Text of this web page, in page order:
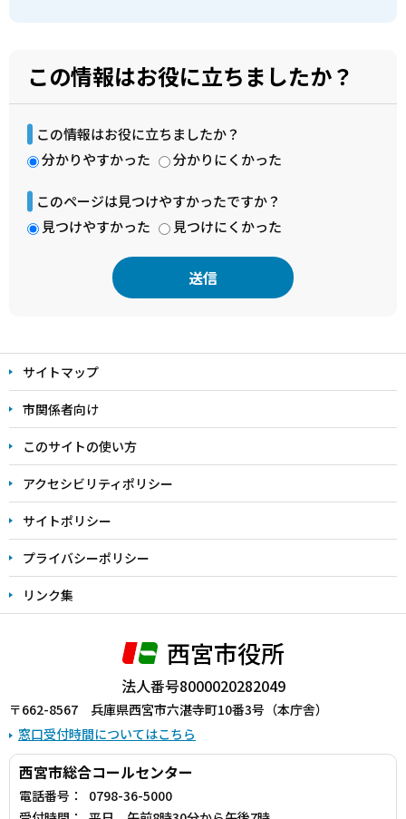
この情報はお役に立ちましたか？
この情報はお役に立ちましたか？
分かりやすかった
分かりにくかった
このページは見つけやすかったですか？
見つけやすかった
見つけにくかった
文
こ
こ
ま
で
サイトマップ
市関係者向け
このサイトの使い方
アクセシビリティポリシー
サイトポリシー
プライバシーポリシー
リンク集
西宮市役所
法人番号8000020282049
〒662-8567 兵庫県西宮市六湛寺町10番3号（本庁舎）
窓口受付時間についてはこちら
西宮市総合コールセンター
電話番号：
0798-36-5000